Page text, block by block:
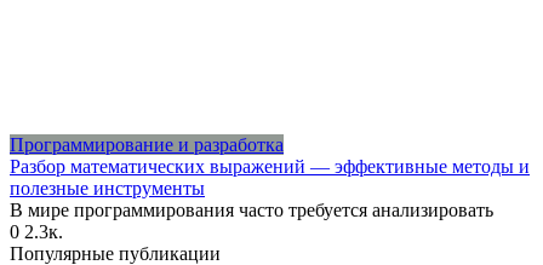
Программирование и разработка
Разбор математических выражений — эффективные методы и
полезные инструменты
В мире программирования часто требуется анализировать
0 2.3к.
Популярные публикации